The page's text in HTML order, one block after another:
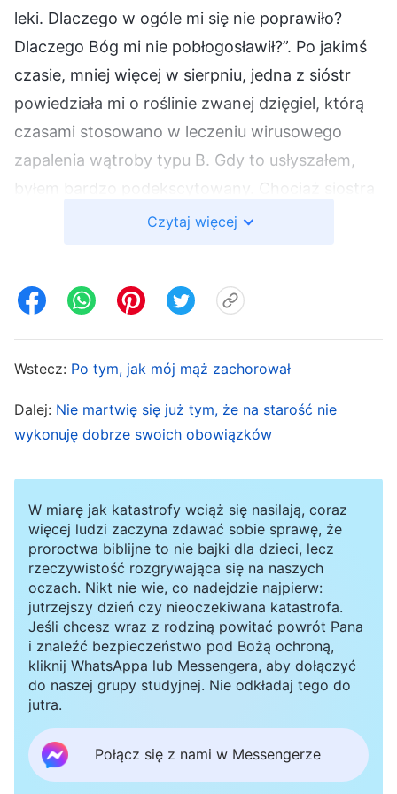
leki. Dlaczego w ogóle mi się nie poprawiło?
Dlaczego Bóg mi nie pobłogosławił?”. Po jakimś
czasie, mniej więcej w sierpniu, jedna z sióstr
powiedziała mi o roślinie zwanej dzięgiel, którą
czasami stosowano w leczeniu wirusowego
zapalenia wątroby typu B. Gdy to usłyszałem,
byłem bardzo podekscytowany. Chociaż siostra
wielokrotnie podkreślała, że roślina ta jest silnie
wypróbować. Pomyślałem, że jeśli może ona
moim oczekiwaniom nie dała żadnych efektów,
Nie potrafiłem zrozumieć, dlaczego tak się
dzieje. Potem popadłem w zniechęcenie. Modląc
modlitwy były naprawdę jałowe. Jadłem i piłem
mniej słów Bożych, nie chciałem dalej poznawać
technik, których tak gorliwie wcześniej się
uczyłem, i w ogóle nie miałem motywacji.
Mniej więcej w listopadzie jeden z braci przyniósł
mi receptę, mówiąc, że to specjalny lek na
wirusowe zapalenie wątroby typu B. Nie mogłem
się doczekać, żeby go wypróbować, ale gdy
przypomniałem sobie ostatnie nieudane próby z
leczeniem dzięgielem, pomyślałem: „Czy to
Czytaj więcej
Wstecz: Po tym, jak mój mąż zachorował
Dalej: Nie martwię się już tym, że na starość nie
wykonuję dobrze swoich obowiązków
W miarę jak katastrofy wciąż się nasilają, coraz
więcej ludzi zaczyna zdawać sobie sprawę, że
proroctwa biblijne to nie bajki dla dzieci, lecz
rzeczywistość rozgrywająca się na naszych
oczach. Nikt nie wie, co nadejdzie najpierw:
jutrzejszy dzień czy nieoczekiwana katastrofa.
Jeśli chcesz wraz z rodziną powitać powrót Pana
i znaleźć bezpieczeństwo pod Bożą ochroną,
kliknij WhatsAppa lub Messengera, aby dołączyć
do naszej grupy studyjnej. Nie odkładaj tego do
jutra.
Połącz się z nami w Messengerze